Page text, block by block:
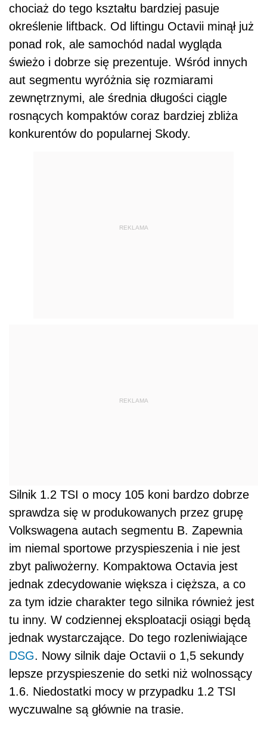
chociaż do tego kształtu bardziej pasuje
określenie liftback. Od liftingu Octavii minął już
ponad rok, ale samochód nadal wygląda
świeżo i dobrze się prezentuje. Wśród innych
aut segmentu wyróżnia się rozmiarami
zewnętrznymi, ale średnia długości ciągle
rosnących kompaktów coraz bardziej zbliża
konkurentów do popularnej Skody.
REKLAMA
REKLAMA
Silnik 1.2 TSI o mocy 105 koni bardzo dobrze
sprawdza się w produkowanych przez grupę
Volkswagena autach segmentu B. Zapewnia
im niemal sportowe przyspieszenia i nie jest
zbyt paliwożerny. Kompaktowa Octavia jest
jednak zdecydowanie większa i cięższa, a co
za tym idzie charakter tego silnika również jest
tu inny. W codziennej eksploatacji osiągi będą
jednak wystarczające. Do tego rozleniwiające
DSG. Nowy silnik daje Octavii o 1,5 sekundy
lepsze przyspieszenie do setki niż wolnossący
1.6. Niedostatki mocy w przypadku 1.2 TSI
wyczuwalne są głównie na trasie.